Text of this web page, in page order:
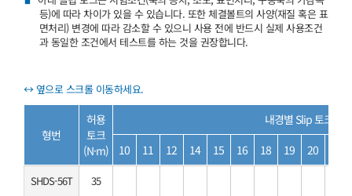
등)에 따라 차이가 있을 수 있습니다. 또한 체결볼트의 사양(재질 혹은 표
면처리) 변경에 따라 감소할 수 있으니 사용 전에 반드시 실제 사용조건
과 동일한 조건에서 테스트를 하는 것을 권장합니다.
형번
허용
토크
(N·m)
내경별 Slip 토크
10
11 12 14 15 16 18 19 20
SHDS-56T 35